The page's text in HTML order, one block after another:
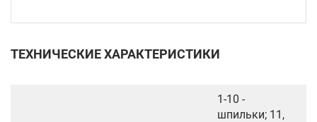
ТЕХНИЧЕСКИЕ ХАРАКТЕРИСТИКИ
1-10 -
шпильки; 11,